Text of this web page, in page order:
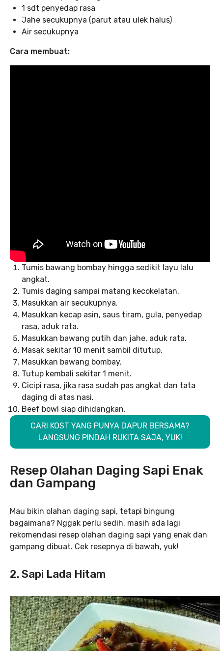
1 sdt penyedap rasa
Jahe secukupnya (parut atau ulek halus)
Air secukupnya
Cara membuat:
Tumis bawang bombay hingga sedikit layu lalu
angkat.
Tumis daging sampai matang kecokelatan.
Masukkan air secukupnya.
Masukkan kecap asin, saus tiram, gula, penyedap
rasa, aduk rata.
Masukkan bawang putih dan jahe, aduk rata.
Masak sekitar 10 menit sambil ditutup.
Masukkan bawang bombay.
Tutup kembali sekitar 1 menit.
Cicipi rasa, jika rasa sudah pas angkat dan tata
daging di atas nasi.
Beef bowl siap dihidangkan.
CARI KOST YANG PUNYA DAPUR BERSAMA?
LANGSUNG PINDAH RUKITA SAJA, YUK!
Resep Olahan Daging Sapi Enak
dan Gampang
Mau bikin olahan daging sapi, tetapi bingung
bagaimana? Nggak perlu sedih, masih ada lagi
rekomendasi resep olahan daging sapi yang enak dan
gampang dibuat. Cek resepnya di bawah, yuk!
2. Sapi Lada Hitam